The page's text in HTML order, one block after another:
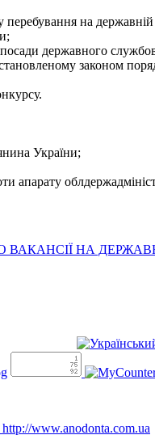
перебування на
державного
законом
України;
апарату
НА
http://www.anodonta.com.ua